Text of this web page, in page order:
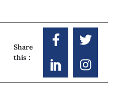
Share
this :